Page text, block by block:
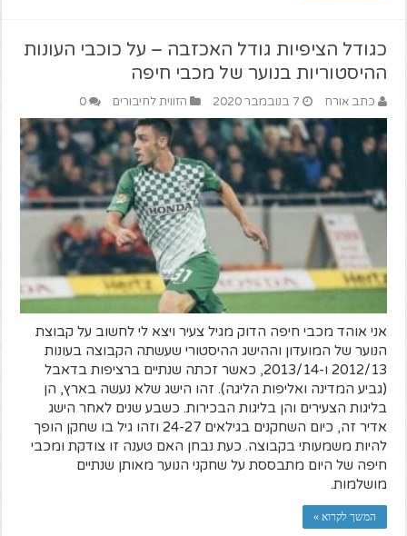
כגודל הציפיות גודל האכזבה – על כוכבי העונות
ההיסטוריות בנוער של מכבי חיפה
כתב אורח 7 בנובמבר 2020 הזווית לחיבורים 0
אני אוהד מכבי חיפה הדוק מגיל צעיר ויצא לי לחשוב על קבוצת
הנוער של המועדון וההישג ההיסטורי שעשתה הקבוצה בעונות
2012/13 ו-2013/14, כאשר זכתה שנתיים ברציפות בדאבל
(גביע המדינה ואליפות הליגה). זהו הישג שלא נעשה בארץ, הן
בליגות הצעירים והן בליגות הבכירות. כשבע שנים לאחר הישג
אדיר זה, כיום השחקנים בגילאים 24-27 וזהו גיל בו שחקן הופך
להיות משמעותי בקבוצה. כעת נבחן האם טענה זו צודקת ומכבי
חיפה של היום מתבססת על שחקני הנוער מאותן שנתיים
מושלמות.
המשך לקרוא »